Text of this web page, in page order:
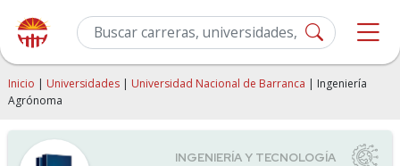
Inicio | Universidades | Universidad Nacional de Barranca | Ingeniería
Agrónoma